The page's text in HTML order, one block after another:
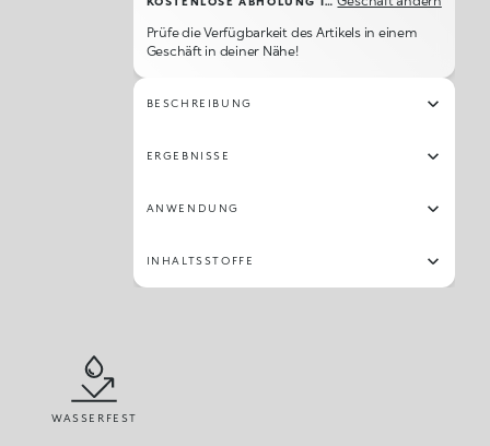
Prüfe die Verfügbarkeit des Artikels in einem
Geschäft in deiner Nähe!
BESCHREIBUNG
ERGEBNISSE
ANWENDUNG
INHALTSSTOFFE
WASSERFEST